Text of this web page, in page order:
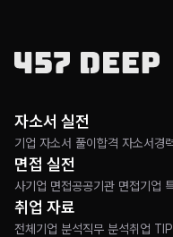
자소서 실전
기업 자소서 풀이 합격 자소서경
면접 실전
사기업 면접공공기관 면접기업
취업 자료
전체 기업 분석직무 분석취업 TIP